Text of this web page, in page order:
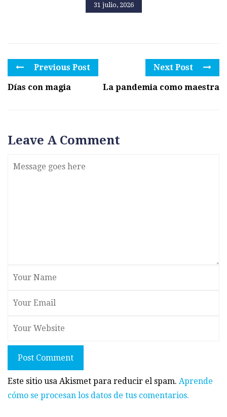
31 julio, 2026
Previous Post
Días con magia
Next Post
La pandemia como maestra
Leave A Comment
Post Comment
Este sitio usa Akismet para reducir el spam. Aprende
cómo se procesan los datos de tus comentarios.